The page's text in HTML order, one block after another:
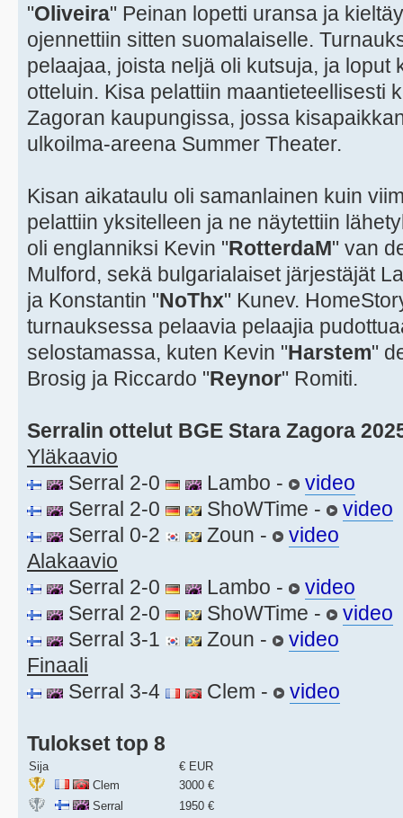
"Oliveira" Peinan lopetti uransa ja
ojennettiin sitten suomalaiselle.
pelaajaa, joista neljä oli kutsuja, ja loput
otteluin. Kisa pelattiin maantieteellisesti
Zagoran kaupungissa, jossa
ulkoilma-areena Summer Theater.
Kisan aikataulu oli samanlainen kuin
pelattiin yksitelleen ja ne näytettiin
oli englanniksi Kevin "RotterdaM" van
Mulford, sekä bulgarialaiset järjestäjät
ja Konstantin "NoThx" Kunev.
turnauksessa pelaavia pelaajia
selostamassa, kuten Kevin "Harstem"
Brosig ja Riccardo "Reynor" Romiti.
Serralin ottelut BGE Stara Zagora
Yläkaavio
Serral 2-0
Lambo -
video
Serral 2-0
ShoWTime -
video
Serral 0-2
Zoun -
video
Alakaavio
Serral 2-0
Lambo -
video
Serral 2-0
ShoWTime -
video
Serral 3-1
Zoun -
video
Finaali
Serral 3-4
Clem - video
Tulokset top 8
Sija
€ EUR
Clem
3000 €
Serral
1950 €